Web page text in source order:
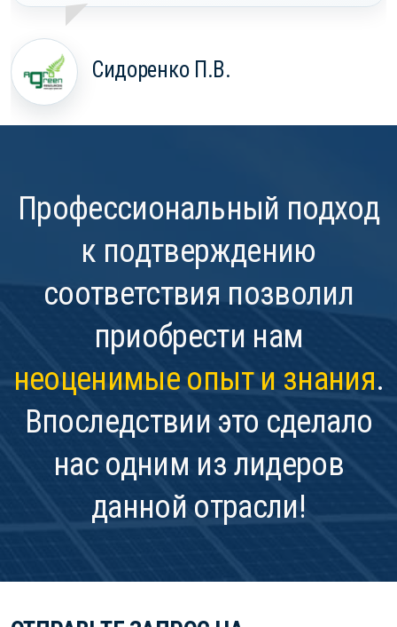
Сидоренко П.В.
Профессиональный подход
к подтверждению
соответствия позволил
приобрести нам
неоценимые опыт и знания.
Впоследствии это сделало
нас одним из лидеров
данной отрасли!